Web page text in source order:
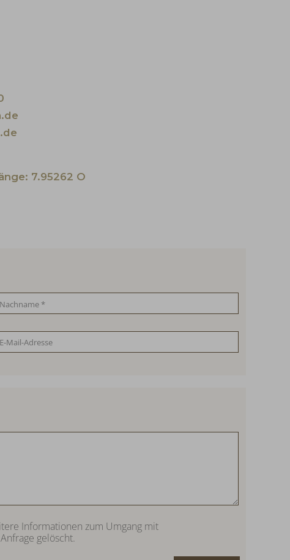
7.95262 O
Informationen zum Umgang mit
gelöscht.